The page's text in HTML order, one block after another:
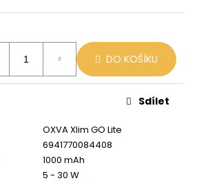
DO KOŠÍKU
OXVA Xlim GO Lite
6941770084408
1000 mAh
5 - 30 W
Sdílet